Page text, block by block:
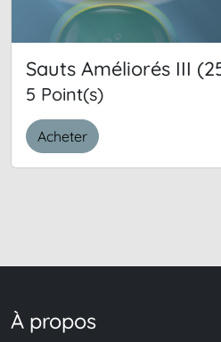
Sauts Améliorés III
5 Point(s)
Acheter
À propos